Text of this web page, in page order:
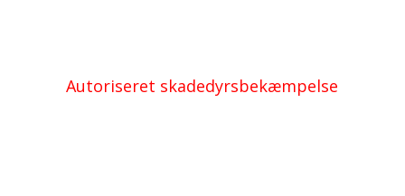
Autoriseret skadedyrsbekæmpelse